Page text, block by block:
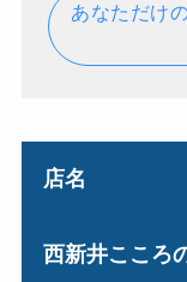
あなただけ
店名
西新井こころ